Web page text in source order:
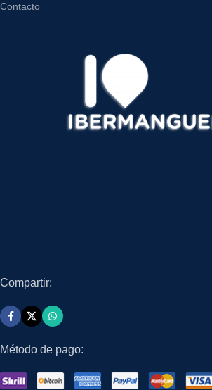
Contacto
Compartir:
Método de pago: